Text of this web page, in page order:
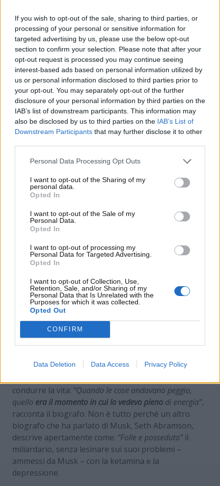
If you wish to opt-out of the sale, sharing to third parties, or
processing of your personal or sensitive information for
targeted advertising by us, please use the below opt-out
section to confirm your selection. Please note that after your
opt-out request is processed you may continue seeing
interest-based ads based on personal information utilized by
us or personal information disclosed to third parties prior to
your opt-out. You may separately opt-out of the further
disclosure of your personal information by third parties on the
IAB’s list of downstream participants. This information may
also be disclosed by us to third parties on the IAB’s List of
Downstream Participants that may further disclose it to other
Personal Data Processing Opt Outs
I want to opt-out of the Sharing of my
personal data.
Opted In
I want to opt-out of the Sale of my
Personal Data.
Opted In
I want to opt-out of processing my
Personal Data for Targeted Advertising.
Opted In
I want to opt-out of Collection, Use,
Retention, Sale, and/or Sharing of my
Personal Data that Is Unrelated with the
Purposes for which it was collected.
Opted Out
CONFIRM
Data Deletion Data Access Privacy Policy
Franklin non è un quadro facile da accettare.
L’analisi di Isaacson, Musk e i
problemi di autostima
Nel suo libro titolatoElon Musk Walter tracciaun
ritratto molto criticodel magnate, partendo dalla
sua infanzia. Il giornalista spiega come Musk abbia
affrontato un ambiente violento e pieno di bulli già
da ragazzo, confrontandosi con il concetto di
violenza come affermazione. Il rapporto con il padre,
non sempre dalla parte del figlio in quel periodo
duro, ne esce molto compromesso.
Elon Musk, rivelazioni shock –
www.MotoriNews24.com
Per Musk la calma è una punizione e la competizione
condurre la vita: “Quando le cose andavano peggio,
quello era il momento in cui lo vedevo pieno di energia”,
racconta il biografo. Non è tutto perché un altro
biografo che ha parlato di Musk, Seth Abramson,
descrive apertamente come: “Folle e posseduto”il
miliardario, senza lesinare sui suoi problemi –
ammessi da Musk – con la ketamina e la
depressione.